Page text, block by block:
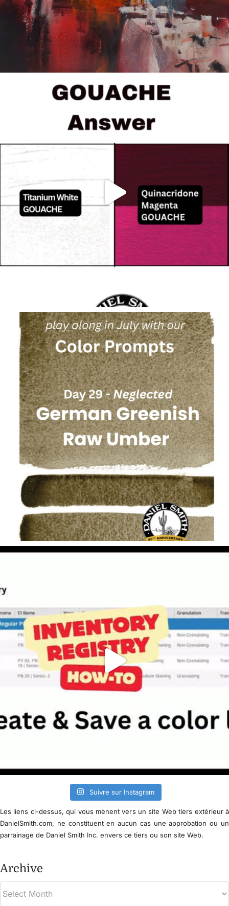
Suivre sur Instagram
Les liens ci-dessus, qui vous mènent vers un site Web tiers extérieur à
DanielSmith.com, ne constituent en aucun cas une approbation ou un
parrainage de Daniel Smith Inc. envers ce tiers ou son site Web.
Archive